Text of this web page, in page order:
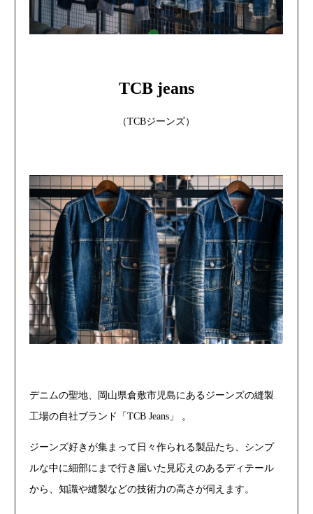
TCB jeans
（TCBジーンズ）
デニムの聖地、岡山県倉敷市児島にあるジーンズの縫製
工場の自社ブランド「TCB Jeans」 。
ジーンズ好きが集まって日々作られる製品たち、シンプ
ルな中に細部にまで行き届いた見応えのあるディテール
から、知識や縫製などの技術力の高さが伺えます。